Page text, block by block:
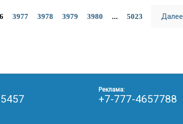
3977 3978 3979 3980 ... 5023 Далее
Реклама:
+7-777-4657788